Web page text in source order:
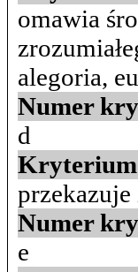
omawia
alegoria,
Numer
d
Numer
e